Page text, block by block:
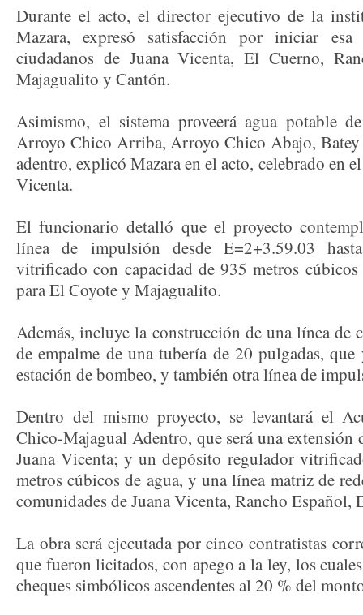
Durante el acto, el director ejecutivo de la
Mazara, expresó satisfacción por iniciar
ciudadanos de Juana Vicenta, El Cuerno,
Majagualito y Cantón.
Asimismo, el sistema proveerá agua potable
Arroyo Chico Arriba, Arroyo Chico Abajo,
adentro, explicó Mazara en el acto, celebrado en
Vicenta.
El funcionario detalló que el proyecto
línea de impulsión desde E=2+3.59.03
vitrificado con capacidad de 935 metros
para El Coyote y Majagualito.
Además, incluye la construcción de una línea de
de empalme de una tubería de 20 pulgadas, que
estación de bombeo, y también otra línea de
Dentro del mismo proyecto, se levantará el
Chico-Majagual Adentro, que será una
Juana Vicenta; y un depósito regulador
metros cúbicos de agua, y una línea matriz de
comunidades de Juana Vicenta, Rancho
La obra será ejecutada por cinco contratistas
que fueron licitados, con apego a la ley, los
cheques simbólicos ascendentes al 20 % del